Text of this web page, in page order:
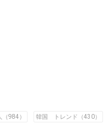
984） 韓国 トレンド（430）